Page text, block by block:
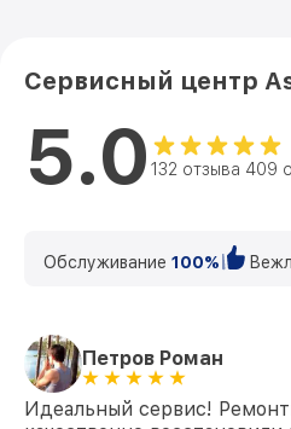
Сервисный центр
5.0 132 отзыва 409
Обслуживание 100%
Петров Роман
Идеальный сервис!